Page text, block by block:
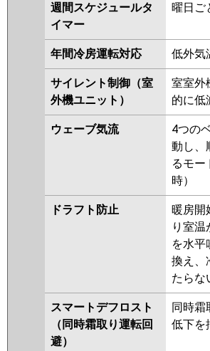
HRMP112EFZ
ERMP112ELEZ
HRMP112EFGY
HRMP112EFY
PLZ-
ERMP112EY
PLZ-
HRMP112EFV
PLZ-
ERMP112EW
PLZ-
ERMP112EV
PLZ-
ERMP112ER
RCI-GP112RHN5
GP112RSH11
RCI-GP112RSH9
RCI-GP112RSH8
週間スケジュールタ
イマー
曜日ご
年間冷房運転対応 低外気
サイレント制御（室
外機ユニット）
室室外
的に低
ウェーブ気流
4つの
動し、
るモー
時）
ドラフト防止
暖房開
り室温
を水平
換え、
たらな
スマートデフロスト
（同時霜取り運転回
避）
同時霜
低下を